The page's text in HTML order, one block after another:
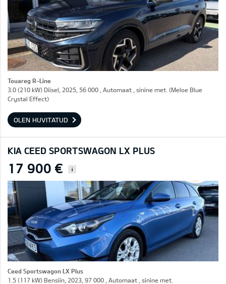
Touareg R-Line
3.0 (210 kW) Diisel, 2025, 56 000 , Automaat , sinine met. (Meloe Blue
Crystal Effect)
OLEN HUVITATUD
KIA CEED SPORTSWAGON LX PLUS
17 900 € i
Ceed Sportswagon LX Plus
1.5 (117 kW) Bensiin, 2023, 97 000 , Automaat , sinine met.